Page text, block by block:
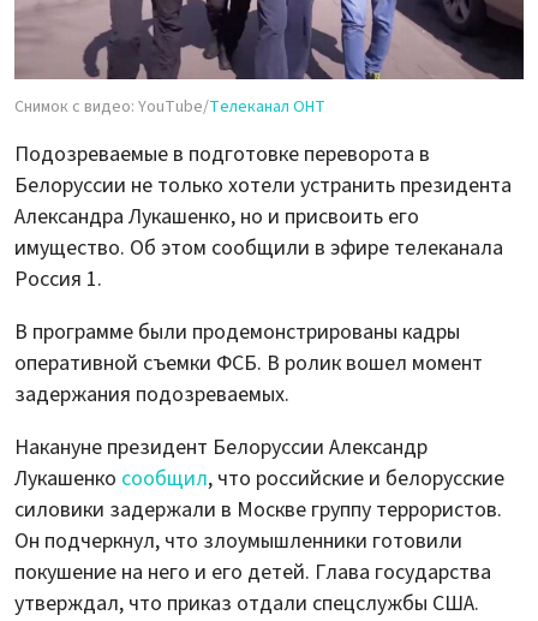
Снимок с видео: YouTube/Телеканал ОНТ
Подозреваемые в подготовке переворота в
Белоруссии не только хотели устранить президента
Александра Лукашенко, но и присвоить его
имущество. Об этом сообщили в эфире телеканала
Россия 1.
В программе были продемонстрированы кадры
оперативной съемки ФСБ. В ролик вошел момент
задержания подозреваемых.
Накануне президент Белоруссии Александр
Лукашенко сообщил, что российские и белорусские
силовики задержали в Москве группу террористов.
Он подчеркнул, что злоумышленники готовили
покушение на него и его детей. Глава государства
утверждал, что приказ отдали спецслужбы США.